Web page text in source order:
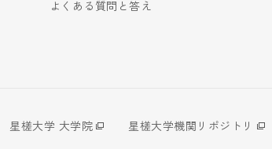
よくある質問と答え
星槎大学 大学院
星槎大学機関リポジトリ